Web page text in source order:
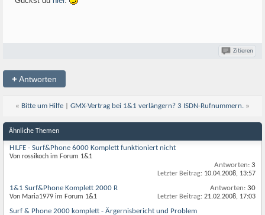
Zitieren
+Antworten
« Bitte um Hilfe GMX-Vertrag bei 1&1 verlängern? 3 ISDN-Rufnummern. »
Ähnliche Themen
HILFE - Surf&Phone 6000 Komplett funktioniert nicht
Von rossikoch im Forum 1&1
Antworten: 3
Letzter Beitrag: 10.04.2008, 13:57
1&1 Surf&Phone Komplett 2000 R
Von Maria1979 im Forum 1&1
Antworten: 30
Letzter Beitrag: 21.02.2008, 17:03
Surf & Phone 2000 komplett - Ärgernisbericht und Problem